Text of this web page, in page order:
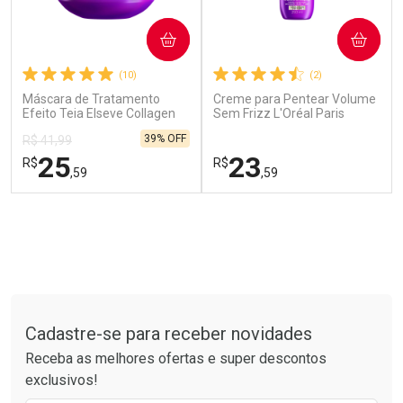
Ver Desconto Convênio
(10)
Máscara de Tratamento
Efeito Teia Elseve Collagen
R$ 41,99
R$25,59
39% OFF
COMPRAR
(2)
Creme para Pentear Volume
Sem Frizz L'Oréal Paris
R$23,59
COMPRAR
Cadastre-se para receber novidades
Receba as melhores ofertas e super descontos
exclusivos!